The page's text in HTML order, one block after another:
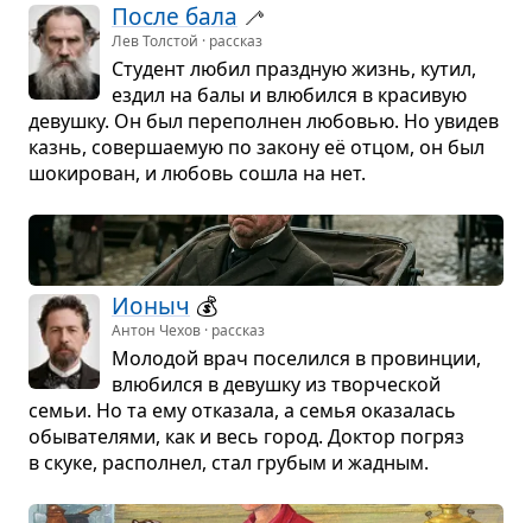
После бала 🦯
Лев Толстой · рассказ
Сту­дент любил празд­ную жизнь, кутил,
ездил на балы и влю­бился в кра­си­вую
девушку. Он был пере­пол­нен любо­вью. Но уви­дев
казнь, совер­ша­е­мую по закону её отцом, он был
шоки­ро­ван, и любовь сошла на нет.
Ионыч 💰
Антон Чехов · рассказ
Моло­дой врач посе­лился в про­вин­ции,
влю­бился в девушку из твор­че­ской
семьи. Но та ему отка­зала, а семья ока­за­лась
обы­ва­те­лями, как и весь город. Док­тор погряз
в скуке, рас­пол­нел, стал гру­бым и жад­ным.